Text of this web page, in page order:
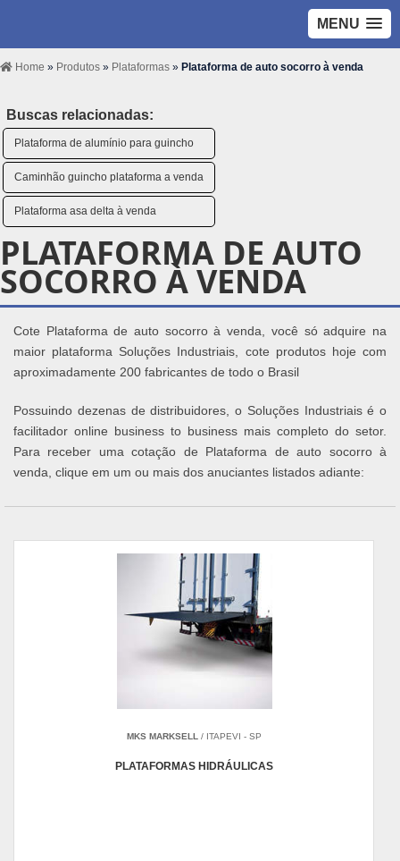
MENU
Home » Produtos » Plataformas » Plataforma de auto socorro à venda
Buscas relacionadas:
Plataforma de alumínio para guincho
Caminhão guincho plataforma a venda
Plataforma asa delta à venda
PLATAFORMA DE AUTO
SOCORRO À VENDA
Cote Plataforma de auto socorro à venda, você só adquire na
maior plataforma Soluções Industriais, cote produtos hoje com
aproximadamente 200 fabricantes de todo o Brasil
Possuindo dezenas de distribuidores, o Soluções Industriais é o
facilitador online business to business mais completo do setor.
Para receber uma cotação de Plataforma de auto socorro à
venda, clique em um ou mais dos anuciantes listados adiante:
MKS MARKSELL / ITAPEVI - SP
PLATAFORMAS HIDRÁULICAS